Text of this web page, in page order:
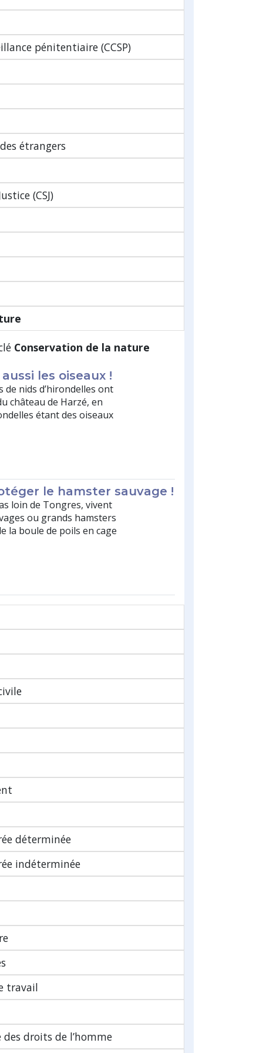
pénitentiaire (CCSP)
étrangers
(CSJ)
Conservation de la nature
les oiseaux !
de nids d’hirondelles ont
château de Harzé, en
étant des oiseaux
le hamster sauvage !
loin de Tongres, vivent
ou grands hamsters
la boule de poils en cage
déterminée
indéterminée
travail
droits de l’homme